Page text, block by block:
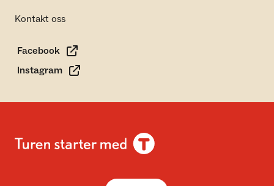
Kontakt oss
Facebook
Instagram